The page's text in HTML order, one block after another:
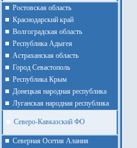
Ростовская область
Краснодарский край
Волгоградская область
Республика Адыгея
Астраханская область
Город Севастополь
Республика Крым
Донецкая народная республика
Луганская народная республика
Северо-Кавказский ФО
Северная Осетия Алания